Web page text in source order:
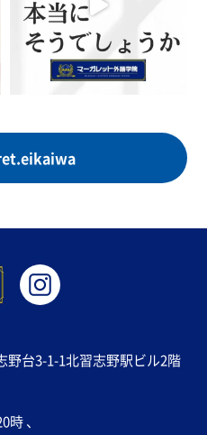
野台3-1-1北習志野駅ビル2階
、